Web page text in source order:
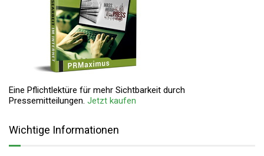
Eine Pflichtlektüre für mehr Sichtbarkeit durch
Pressemitteilungen. Jetzt kaufen
Wichtige Informationen